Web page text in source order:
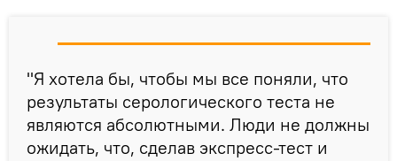
"Я хотела бы, чтобы мы все поняли, что
результаты серологического теста не
являются абсолютными. Люди не должны
ожидать, что, сделав экспресс-тест и